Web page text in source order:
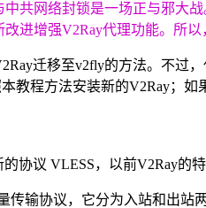
共网络封锁是一场正与邪大
进增强V2Ray代理功能。所
迁移至v2fly的方法。不过
教程方法安装新的V2Ray；如
协议 VLESS，以前V2Ray的
传输协议，它分为入站和出站